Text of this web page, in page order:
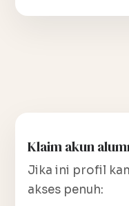
Klaim akun
Jika ini profil
akses penuh: